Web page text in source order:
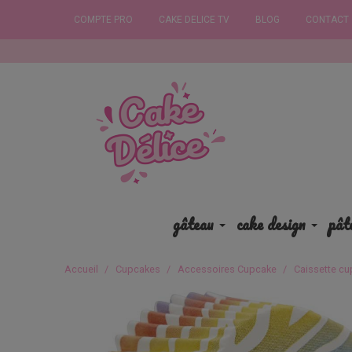
COMPTE PRO CAKE DELICE TV BLOG CONTACT
gâteau cake design
Accueil Cupcakes Accessoires Cupcake Caissette